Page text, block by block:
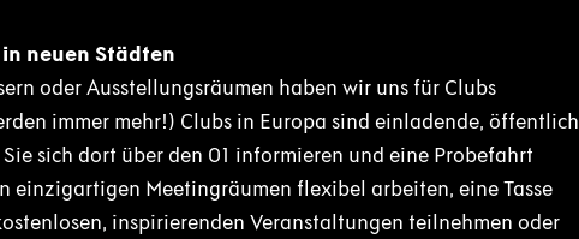
neuen Städten
oder Ausstellungsräumen haben wir uns für Clubs
immer mehr!) Clubs in Europa sind einladende, öffentlich
sich dort über den 01 informieren und eine Probefahrt
einzigartigen Meetingräumen flexibel arbeiten, eine Tasse
inspirierenden Veranstaltungen teilnehmen oder